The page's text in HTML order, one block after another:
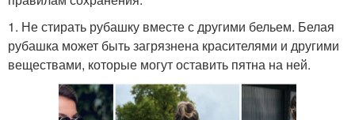
1. Не стирать рубашку вместе с другими бельем. Белая
рубашка может быть загрязнена красителями и другими
веществами, которые могут оставить пятна на ней.